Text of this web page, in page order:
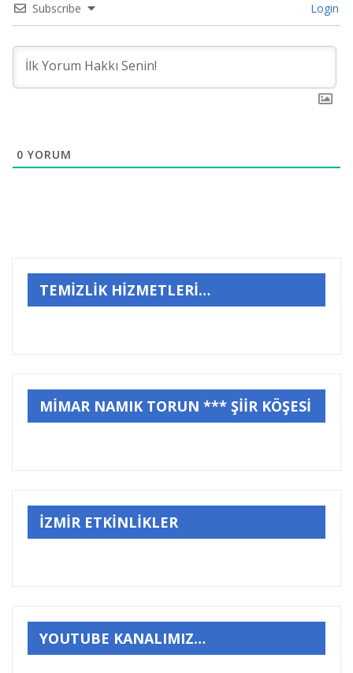
Subscribe Login
0 YORUM
TEMİZLİK HİZMETLERİ…
MİMAR NAMIK TORUN *** ŞİİR KÖŞESİ
İZMİR ETKİNLİKLER
YOUTUBE KANALIMIZ…